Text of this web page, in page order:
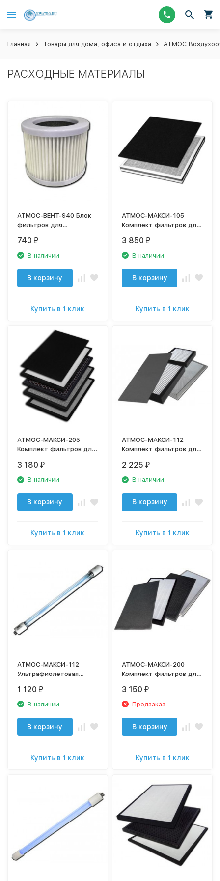
Главная Товары для дома, офиса и отдыха АТМОС
РАСХОДНЫЕ МАТЕРИАЛЫ
АТМОС-ВЕНТ-940 Блок
фильтров для
740 ₽
В наличии
В корзину
Купить в 1 клик
АТМОС-МАКСИ-105
Комплект фильтров для
3 850 ₽
В наличии
В корзину
Купить в 1 клик
АТМОС-МАКСИ-205
Комплект фильтров для
3 180 ₽
В наличии
В корзину
Купить в 1 клик
АТМОС-МАКСИ-112
Комплект фильтров для
2 225 ₽
В наличии
В корзину
Купить в 1 клик
АТМОС-МАКСИ-112
Ультрафиолетовая
воздуха
1 120 ₽
В наличии
В корзину
Купить в 1 клик
АТМОС-МАКСИ-200
Комплект фильтров для
3 150 ₽
Предзаказ
В корзину
Купить в 1 клик